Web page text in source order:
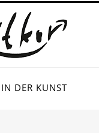
DER KUNST